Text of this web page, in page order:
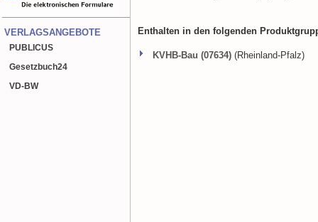
VERLAGSANGEBOTE
PUBLICUS
Gesetzbuch24
VD-BW
Enthalten in den folgenden
KVHB-Bau (07634) (Rheinland-Pfalz)